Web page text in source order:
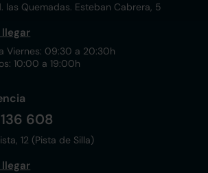
las Quemadas. Esteban Cabrera, 5
llegar
Viernes: 09:30 a 20:30h
10:00 a 19:00h
608
12 (Pista de Silla)
llegar